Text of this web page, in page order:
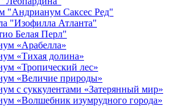
"Андрианум Саксес Ред"
"Изофилла Атланта"
Белая Перл"
«Арабелла»
«Тихая долина»
«Тропический лес»
«Величие природы»
с суккулентами «Затерянный мир»
«Волшебник изумрудного города»